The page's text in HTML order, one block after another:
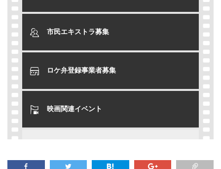
市民エキストラ募集
ロケ弁登録事業者募集
映画関連イベント